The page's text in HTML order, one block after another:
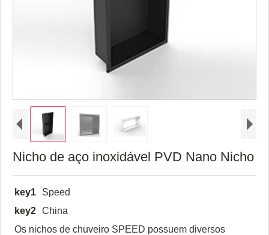
Nicho de aço inoxidável PVD Nano Nicho
key1
Speed
key2 China
Os nichos de chuveiro SPEED possuem diversos